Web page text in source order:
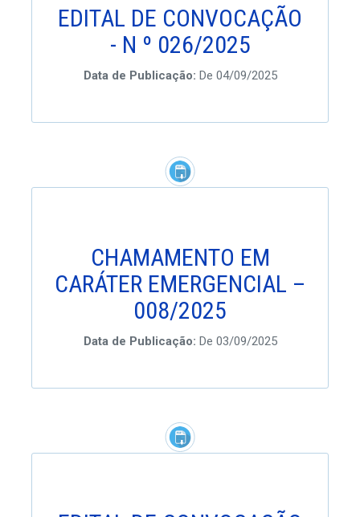
EDITAL DE CONVOCAÇÃO
- N º 026/2025
Data de Publicação: De 04/09/2025
CHAMAMENTO EM
CARÁTER EMERGENCIAL –
008/2025
Data de Publicação: De 03/09/2025